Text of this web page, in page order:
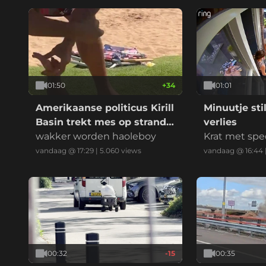
01:50 +34
Amerikaanse politicus Kirill
Basin trekt mes op strand
Hawaii
wakker worden haoleboy
vandaag @ 17:29 | 5.060 views
01:01
Minuutje
verlies
Krat met
uvelt vlak
vandaag @ 16:44|
00:32 -15 00:35